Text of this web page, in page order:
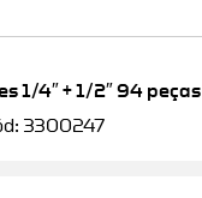
1/4″ + 1/2″ 94 peças
3300247